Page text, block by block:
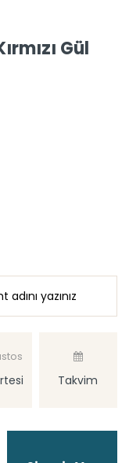
Gül
Takvim